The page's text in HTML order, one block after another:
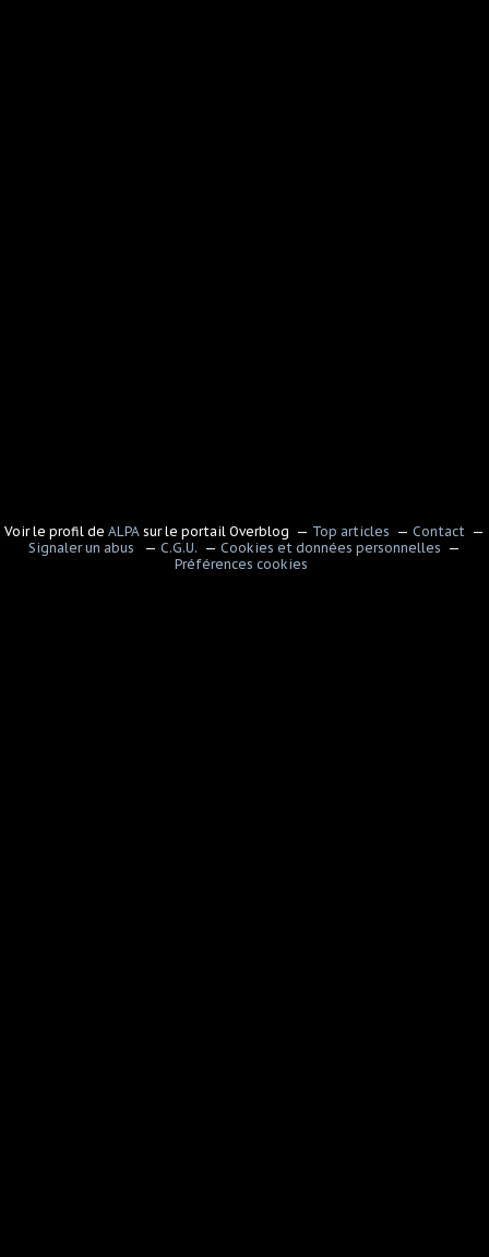
Voir le profil de ALPA sur le portail Overblog Top articles
Contact
Signaler un abus
C.G.U.
Cookies et données personnelles
Préférences cookies